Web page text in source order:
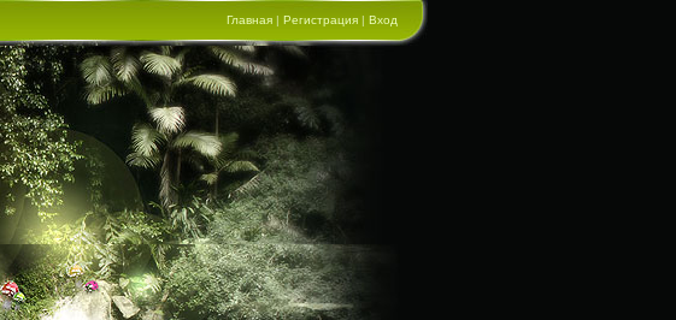
Главная | Регистрация | Вход